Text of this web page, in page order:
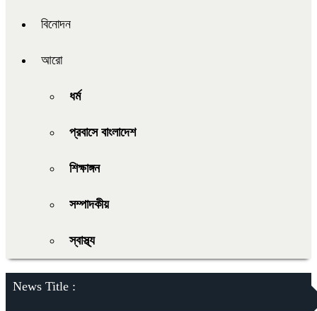
বিনোদন
আরো
ধর্ম
প্রবাসে বাংলাদেশ
শিক্ষাঙ্গন
সম্পাদকীয়
স্বাস্থ্য
News Title :